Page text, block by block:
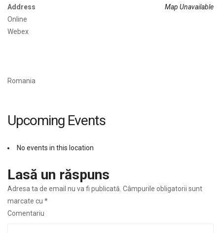
Map Unavailable
Address
Online
Webex
Romania
Upcoming Events
No events in this location
Lasă un răspuns
Adresa ta de email nu va fi publicată. Câmpurile obligatorii sunt
marcate cu *
Comentariu